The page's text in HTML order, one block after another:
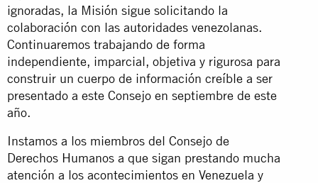
ignoradas, la Misión sigue solicitando la
colaboración con las autoridades venezolanas.
Continuaremos trabajando de forma
independiente, imparcial, objetiva y rigurosa para
construir un cuerpo de información creíble a ser
presentado a este Consejo en septiembre de este
año.
Instamos a los miembros del Consejo de
Derechos Humanos a que sigan prestando mucha
atención a los acontecimientos en Venezuela y